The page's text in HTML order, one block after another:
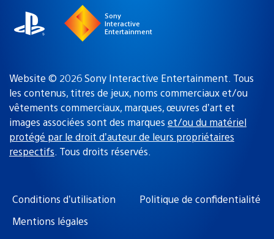
Sony
Interactive
Entertainment
Website © 2026 Sony Interactive Entertainment. Tous
les contenus, titres de jeux, noms commerciaux et/ou
vêtements commerciaux, marques, œuvres d’art et
images associées sont des marques et/ou du matériel
protégé par le droit d’auteur de leurs propriétaires
respectifs. Tous droits réservés.
Conditions d’utilisation
Politique de confidentialité
Mentions légales